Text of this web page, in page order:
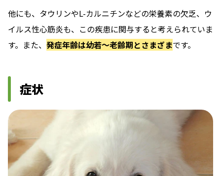
他にも、タウリンやL-カルニチンなどの栄養素の欠乏、ウ
イルス性心筋炎も、この疾患に関与すると考えられていま
す。また、 発症年齢は幼若～老齢期とさまざまです。
症状